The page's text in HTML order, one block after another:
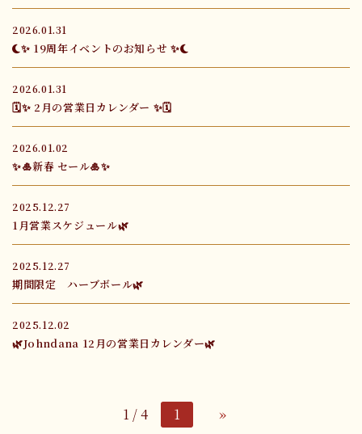
2026.01.31
🌙✨ 19周年イベントのお知らせ ✨🌙
2026.01.31
🗓✨ 2月の営業日カレンダー ✨🗓
2026.01.02
✨🎍新春 セール🎍✨
2025.12.27
1月営業スケジュール🌿
2025.12.27
期間限定 ハーブボール🌿
2025.12.02
🌿Johndana 12月の営業日カレンダー🌿
1 / 4 1 »